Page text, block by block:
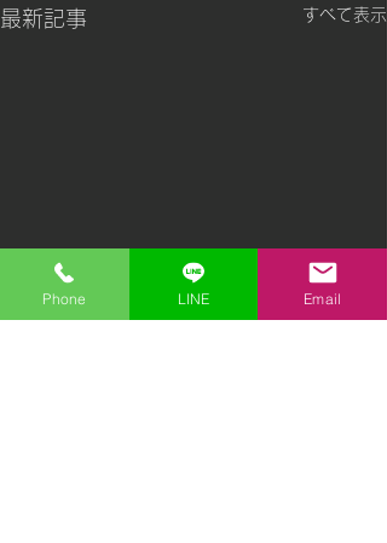
最新記事 すべて表示
Phone LINE Email